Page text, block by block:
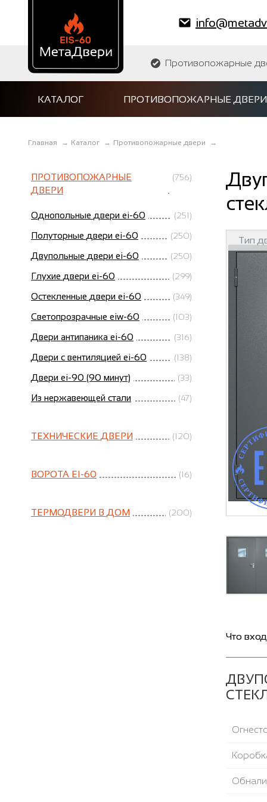
Противопожарные
КАТАЛОГ ПРОТИВОПОЖАРНЫЕ ДВЕРИ
Главная → Каталог → Противопожарные двери →
ПРОТИВОПОЖАРНЫЕ
ДВЕРИ
(756)
Однопольные двери ei-60 (251)
Полуторные двери ei-60 (250)
Двупольные двери ei-60 (250)
Глухие двери ei-60 (299)
Остекленные двери ei-60 (349)
Светопрозрачные eiw-60 (103)
Двери антипаника ei-60 (316)
Двери с вентиляцией ei-60 (138)
Двери ei-90 (90 минут) (33)
Из нержавеющей стали (47)
ТЕХНИЧЕСКИЕ ДВЕРИ (120)
ВОРОТА EI-60 (16)
ТЕРМОДВЕРИ В ДОМ (200)
Тип
Что